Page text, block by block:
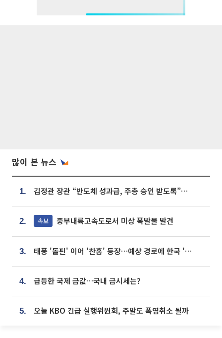
많이 본 뉴스
1. 김정관 장관 “반도체 성과급, 주총 승인 받도록”…상법·자본시장법 개정 시사
2. 속보 중부내륙고속도로서 미상 폭발물 발견
3. 태풍 '돌핀' 이어 '찬홈' 등장…예상 경로에 한국 '한숨'
4. 급등한 국제 금값…국내 금시세는?
5. 오늘 KBO 긴급 실행위원회, 주말도 폭염취소 될까